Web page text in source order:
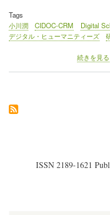
ー
Tags
小川潤
CIDOC-CRM
Digital
デジタル・ヒューマニティーズ
DHM
続きを見る
ISSN 2189-1621